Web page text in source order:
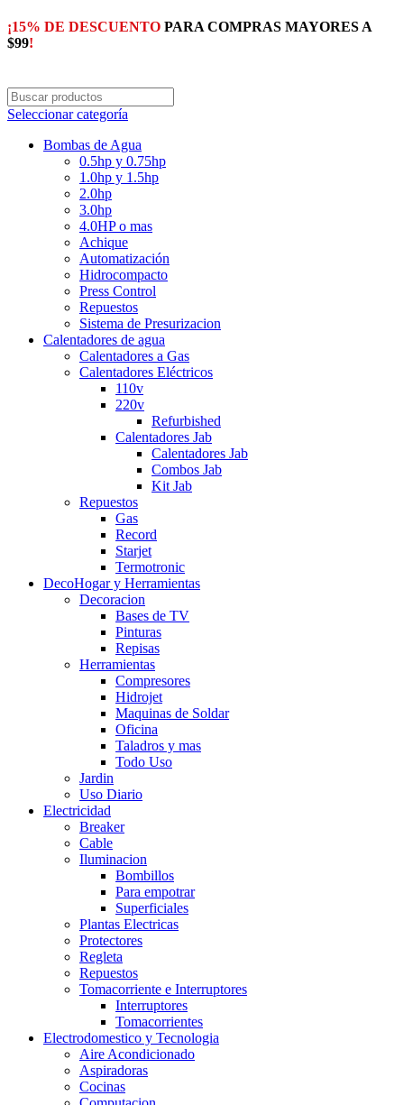
¡15% DE DESCUENTO PARA COMPRAS MAYORES A
$99!
Seleccionar categoría
Bombas de Agua
0.5hp y 0.75hp
1.0hp y 1.5hp
2.0hp
3.0hp
4.0HP o mas
Achique
Automatización
Hidrocompacto
Press Control
Repuestos
Sistema de Presurizacion
Calentadores de agua
Calentadores a Gas
Calentadores Eléctricos
110v
220v
Refurbished
Calentadores Jab
Calentadores Jab
Combos Jab
Kit Jab
Repuestos
Gas
Record
Starjet
Termotronic
DecoHogar y Herramientas
Decoracion
Bases de TV
Pinturas
Repisas
Herramientas
Compresores
Hidrojet
Maquinas de Soldar
Oficina
Taladros y mas
Todo Uso
Jardin
Uso Diario
Electricidad
Breaker
Cable
Iluminacion
Bombillos
Para empotrar
Superficiales
Plantas Electricas
Protectores
Regleta
Repuestos
Tomacorriente e Interruptores
Interruptores
Tomacorrientes
Electrodomestico y Tecnologia
Aire Acondicionado
Aspiradoras
Cocinas